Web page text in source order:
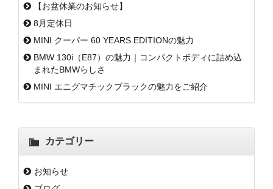
【お盆休業のお知らせ】
8月定休日
MINI クーパー 60 YEARS EDITIONの魅力
BMW 130i（E87）の魅力｜コンパクトボディに詰め込
まれたBMWらしさ
MINI エニグマチックブラックの魅力をご紹介
カテゴリー
お知らせ